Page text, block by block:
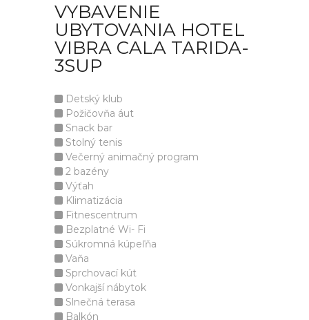
VYBAVENIE
UBYTOVANIA HOTEL
VIBRA CALA TARIDA-
3SUP
Detský klub
Požičovňa áut
Snack bar
Stolný tenis
Večerný animačný program
2 bazény
Výťah
Klimatizácia
Fitnescentrum
Bezplatné Wi- Fi
Súkromná kúpeľňa
Vaňa
Sprchovací kút
Vonkajší nábytok
Slnečná terasa
Balkón